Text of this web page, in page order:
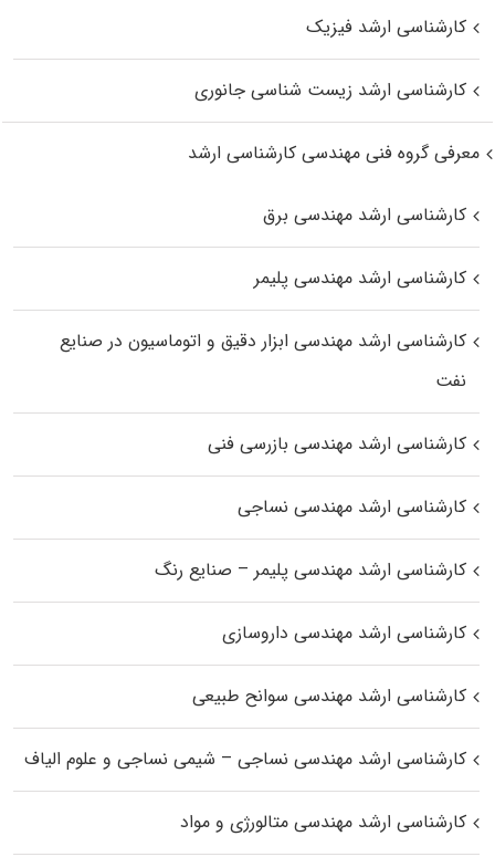
کارشناسی ارشد فیزیک
کارشناسی ارشد زیست‌ شناسی جانوری
معرفی گروه فنی مهندسی کارشناسی ارشد
کارشناسی ارشد مهندسی برق
کارشناسی ارشد مهندسی پلیمر
کارشناسی ارشد مهندسی ابزار دقیق و اتوماسیون در صنایع
نفت
کارشناسی ارشد مهندسی بازرسی فنی
کارشناسی ارشد مهندسی نساجی
کارشناسی ارشد مهندسی پلیمر – صنایع رنگ
کارشناسی ارشد مهندسی داروسازی
کارشناسی ارشد مهندسی سوانح طبیعی
کارشناسی ارشد مهندسی نساجی – شیمی نساجی و علوم الیاف
کارشناسی ارشد مهندسی متالورژی و مواد